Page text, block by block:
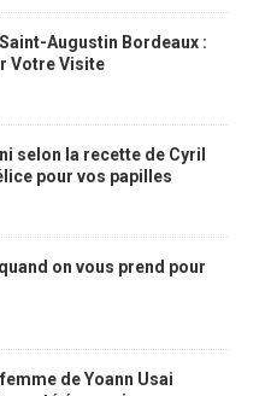
Augustin Bordeaux :
Votre Visite
selon la recette de Cyril
pour vos papilles
on vous prend pour
de Yoann Usai